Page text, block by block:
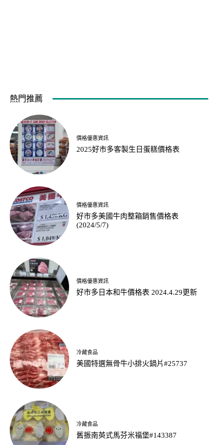
熱門推薦
價格優惠資訊
2025好市多客製生日蛋糕價格表
價格優惠資訊
好市多美國牛肉整箱銷售價格表
(2024/5/7)
價格優惠資訊
好市多日本和牛價格表 2024.4.29更新
冷藏食品
美國特選無骨牛小排火鍋片#25737
冷藏食品
舊振南英式馬芬米福堡#143387